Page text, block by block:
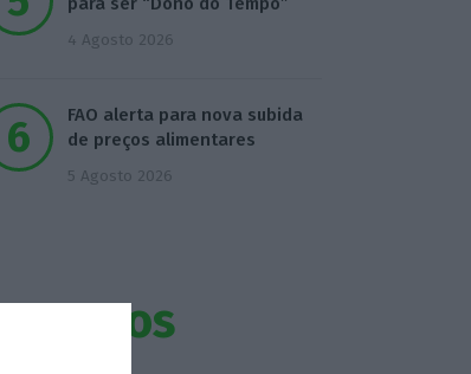
4 Agosto 2026
FAO alerta para nova subida
de preços alimentares
5 Agosto 2026
Eventos